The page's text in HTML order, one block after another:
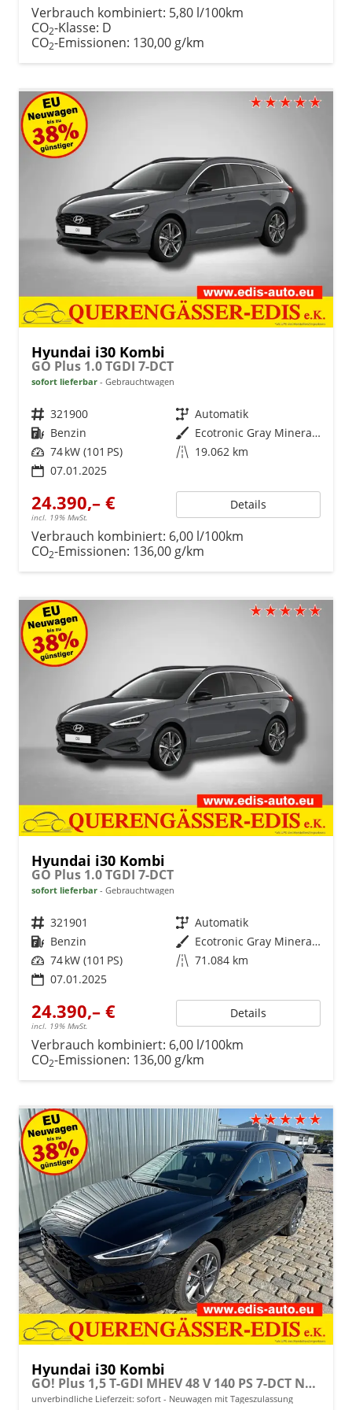
Verbrauch kombiniert: 5,80 l/100km
CO2-Klasse: D
CO2-Emissionen: 130,00 g/km
Hyundai i30 Kombi
GO Plus 1.0 TGDI 7-DCT
sofort lieferbar Gebrauchtwagen
Fahrzeugnr. 321900 Getriebe Automatik
Kraftstoff Benzin Außenfarbe
Ecotronic Gray Mineraleffekt
Leistung 74 kW (101 PS) Kilometerstand 19.062 km
07.01.2025
24.390,– €
incl. 19% MwSt.
Details
Verbrauch kombiniert: 6,00 l/100km
CO2-Emissionen: 136,00 g/km
Hyundai i30 Kombi
GO Plus 1.0 TGDI 7-DCT
sofort lieferbar Gebrauchtwagen
Fahrzeugnr. 321901 Getriebe Automatik
Kraftstoff Benzin Außenfarbe
Ecotronic Gray Mineraleffekt
Leistung 74 kW (101 PS) Kilometerstand 71.084 km
07.01.2025
24.390,– €
incl. 19% MwSt.
Details
Verbrauch kombiniert: 6,00 l/100km
CO2-Emissionen: 136,00 g/km
Hyundai i30 Kombi
GO! Plus 1,5 T-GDI MHEV 48 V 140 PS 7-DCT Navi-Klimaautomatik-AppleCarPlay-AndroidAuto-17" Alu-SunSet-Sofort
unverbindliche Lieferzeit: sofort Neuwagen mit Tageszulassung